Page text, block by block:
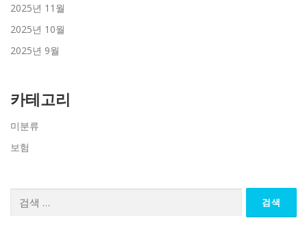
2025년 11월
2025년 10월
2025년 9월
카테고리
미분류
보험